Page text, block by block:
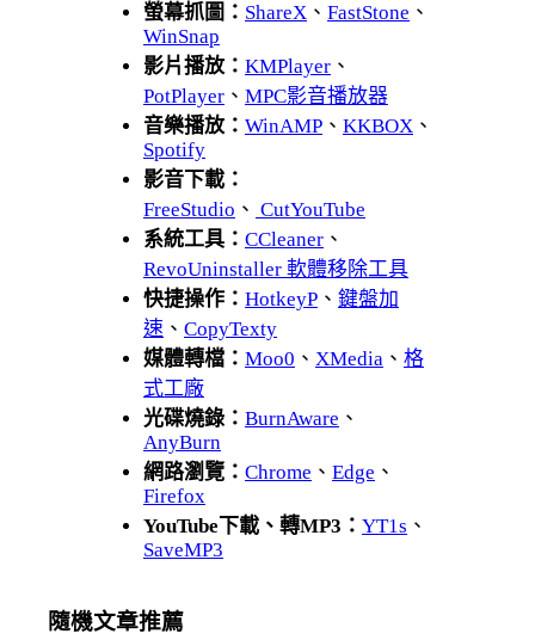
螢幕抓圖： ShareX 、 FastStone 、
WinSnap
影片播放： KMPlayer 、
PotPlayer 、 MPC影音播放器
音樂播放： WinAMP 、 KKBOX 、
Spotify
影音下載：
FreeStudio 、 CutYouTube
系統工具： CCleaner 、
RevoUninstaller 軟體移除工具
快捷操作： HotkeyP 、 鍵盤加
速 、 CopyTexty
媒體轉檔： Moo0 、 XMedia 、 格
式工廠
光碟燒錄： BurnAware 、
AnyBurn
網路瀏覽： Chrome 、 Edge 、
Firefox
YouTube下載、轉MP3： YT1s 、
SaveMP3
隨機文章推薦